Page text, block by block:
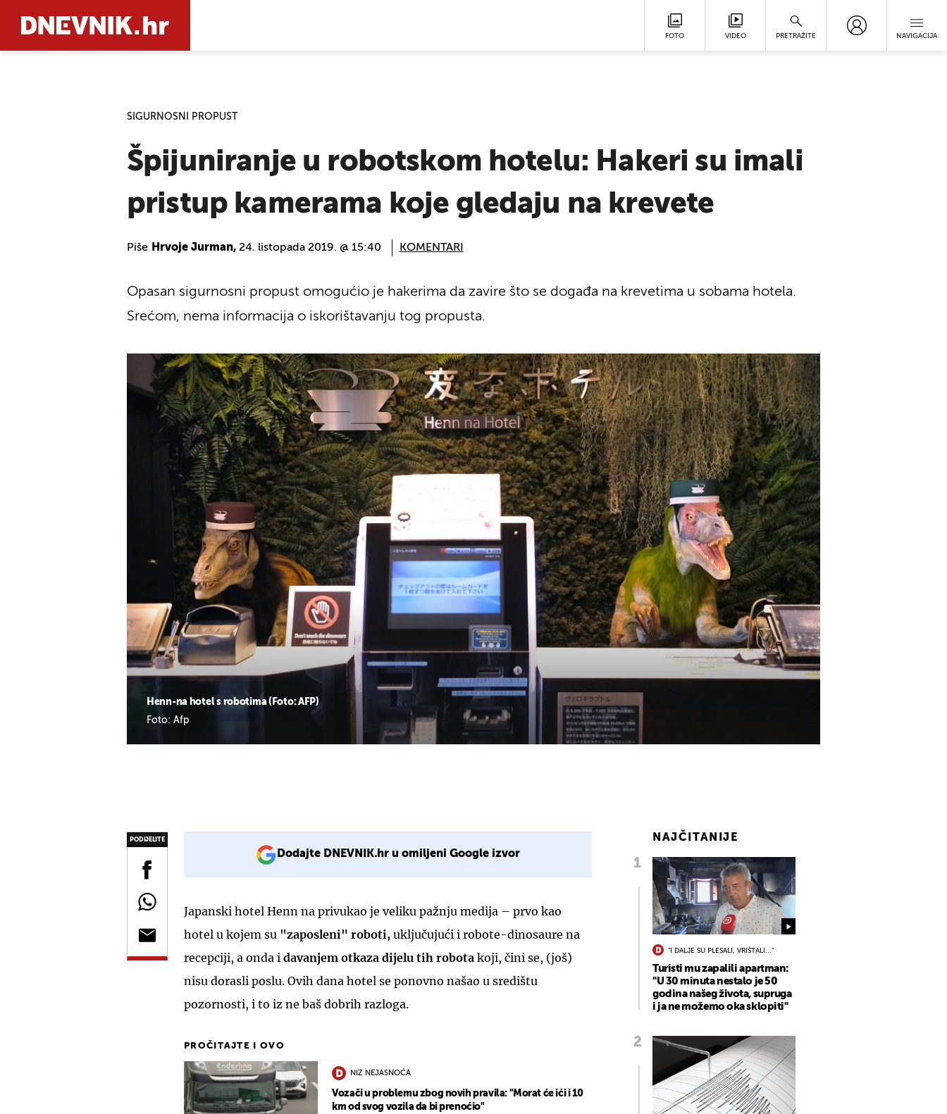
FOTO VIDEO PRETRAŽITE NAVIGACIJA
SIGURNOSNI PROPUST
Špijuniranje u robotskom hotelu: Hakeri su imali
pristup kamerama koje gledaju na krevete
Piše Hrvoje Jurman, 24. listopada 2019. @ 15:40 KOMENTARI
Henn-na hotel s robotima (Foto: AFP)
Foto: Afp
Opasan sigurnosni propust omogućio je hakerima da zavire što se događa na krevetima u sobama hotela.
Srećom, nema informacija o iskorištavanju tog propusta.
PODIJELITE
Dodajte DNEVNIK.hr u omiljeni Google izvor
Japanski hotel Henn na privukao je veliku pažnju medija – prvo kao
hotel u kojem su "zaposleni" roboti, uključujući i robote-dinosaure na
recepciji, a onda i davanjem otkaza dijelu tih robota koji, čini se, (još)
nisu dorasli poslu. Ovih dana hotel se ponovno našao u središtu
pozornosti, i to iz ne baš dobrih razloga.
PROČITAJTE I OVO
NIZ NEJASNOĆA
Vozači u problemu zbog novih pravila: "Morat će ići i 10
km od svog vozila da bi prenoćio"
NAJČITANIJE
"I DALJE SU PLESALI, VRIŠTALI..."
Turisti mu zapalili apartman:
"U 30 minuta nestalo je 50
godina našeg života, supruga
i ja ne možemo oka sklopiti"